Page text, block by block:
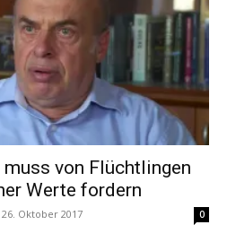
muss von Flüchtlingen
Werte fordern
26. Oktober 2017 0